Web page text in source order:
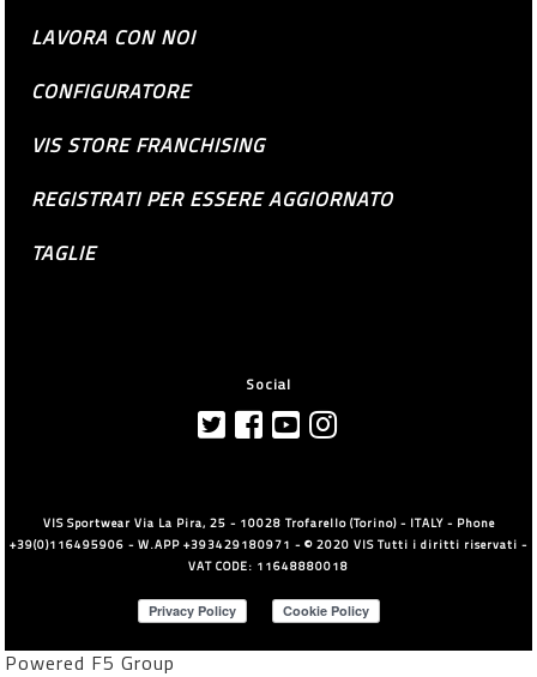
LAVORA CON NOI
CONFIGURATORE
VIS STORE FRANCHISING
REGISTRATI PER ESSERE AGGIORNATO
TAGLIE
Social
VIS Sportwear Via La Pira, 25 - 10028 Trofarello (Torino) - ITALY - Phone
+39(0)116495906 - W.APP +393429180971 - © 2020 VIS Tutti i diritti riservati -
VAT CODE: 11648880018
Powered F5 Group